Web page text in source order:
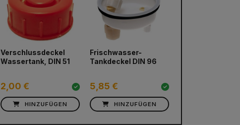
Verschlussdeckel
Wassertank, DIN 51
2,00 €
HINZUFÜGEN
Frischwasser-
Tankdeckel DIN 96
5,85 €
HINZUFÜGEN